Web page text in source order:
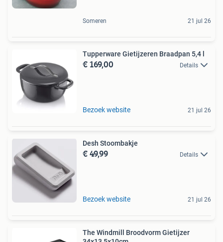
Someren 21 jul 26
Tupperware Gietijzeren Braadpan 5,4 l
€ 169,00 Details
Bezoek website 21 jul 26
Desh Stoombakje
€ 49,99 Details
Bezoek website 21 jul 26
The Windmill Broodvorm Gietijzer